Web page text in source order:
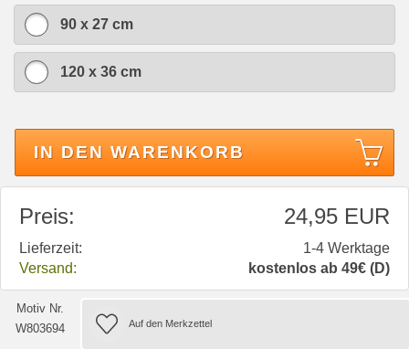
90 x 27 cm
120 x 36 cm
IN DEN WARENKORB
Preis: 24,95 EUR
Lieferzeit:
1-4 Werktage
Versand:
kostenlos ab 49€ (D)
Motiv Nr.
W803694